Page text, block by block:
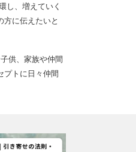
し、増えていく
方に伝えたいと
供、家族や仲間
プトに日々仲間